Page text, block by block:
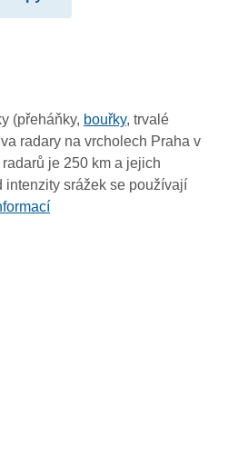
09:20
09:10
09:00
08:50
(přeháňky, bouřky, trvalé
radary na vrcholech Praha v
je 250 km a jejich
intenzity srážek se používají